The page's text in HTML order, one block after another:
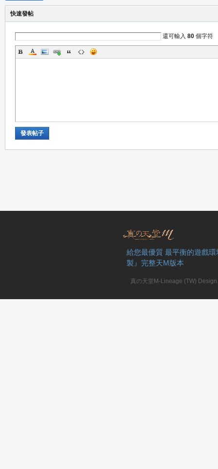
業
快速發帖
還可輸入 80 個字符
發表帖子
給您最優質 最平衡的遊戲
製』完整天M版本
真の天堂M-Lineage (TW)